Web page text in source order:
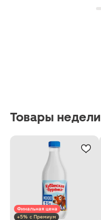
Товары недели
Финальная цена
+5% с Премиум